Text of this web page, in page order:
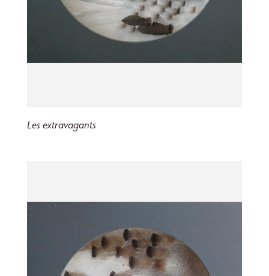
Les extravagants